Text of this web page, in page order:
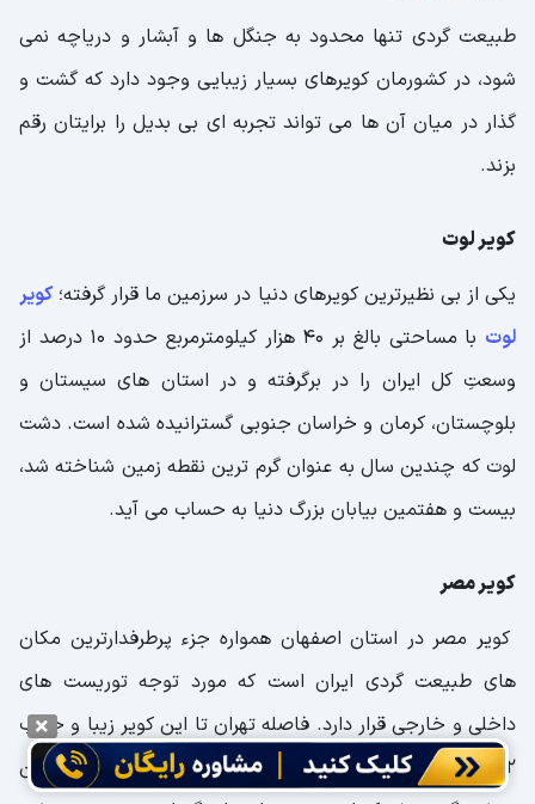
طبیعت گردی تنها محدود به جنگل ها و آبشار و دریاچه نمی
شود، در کشورمان کویرهای بسیار زیبایی وجود دارد که گشت و
گذار در میان آن ها می تواند تجربه ای بی بدیل را برایتان رقم
بزند.
کویر لوت
یکی از بی نظیرترین کویرهای دنیا در سرزمین ما قرار گرفته؛کویر
لوت
با مساحتی بالغ بر 40 هزار کیلومترمربع حدود 10 درصد از
وسعتِ کل ایران را در برگرفته و در استان های سیستان و
بلوچستان، کرمان و خراسان جنوبی گسترانیده شده است. دشت
لوت که چندین سال به عنوان گرم ترین نقطه زمین شناخته شد،
بیست و هفتمین بیابان بزرگ دنیا به حساب می آید.
کویر مصر
کویر مصر در استان اصفهان همواره جزء پرطرفدارترین مکان
های طبیعت گردی ایران است که مورد توجه توریست های
داخلی و خارجی قرار دارد. فاصله تهران تا این کویر زیبا و جذاب
642 کیلومتر می باشد. همان طور که می دانید آب و هوای این